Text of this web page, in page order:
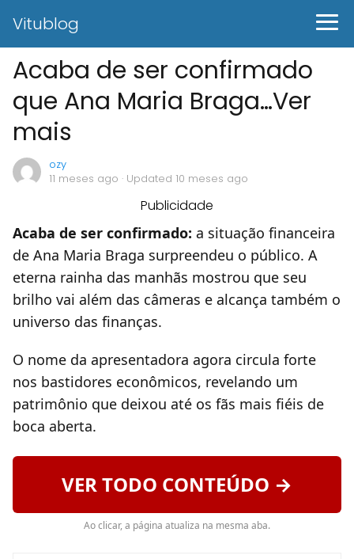
Vitublog
Acaba de ser confirmado
que Ana Maria Braga…Ver
mais
ozy
11 meses ago · Updated 10 meses ago
Publicidade
Acaba de ser confirmado: a situação financeira
de Ana Maria Braga surpreendeu o público. A
eterna rainha das manhãs mostrou que seu
brilho vai além das câmeras e alcança também o
universo das finanças.
O nome da apresentadora agora circula forte
nos bastidores econômicos, revelando um
patrimônio que deixou até os fãs mais fiéis de
boca aberta.
VER TODO CONTEÚDO →
Ao clicar, a página atualiza na mesma aba.